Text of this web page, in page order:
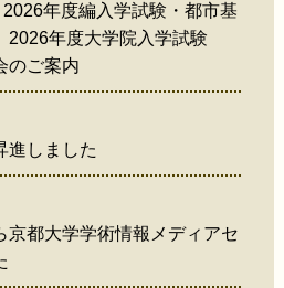
年度編入学試験・都市基
2026年度大学院入学試験
のご案内
進しました
京都大学学術情報メディアセ